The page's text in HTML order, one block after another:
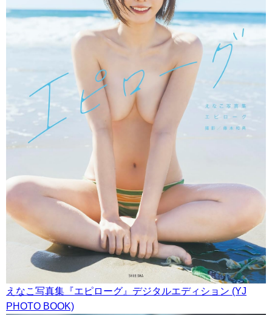
えなこ写真集『エピローグ』デジタルエディション (YJ
PHOTO BOOK)